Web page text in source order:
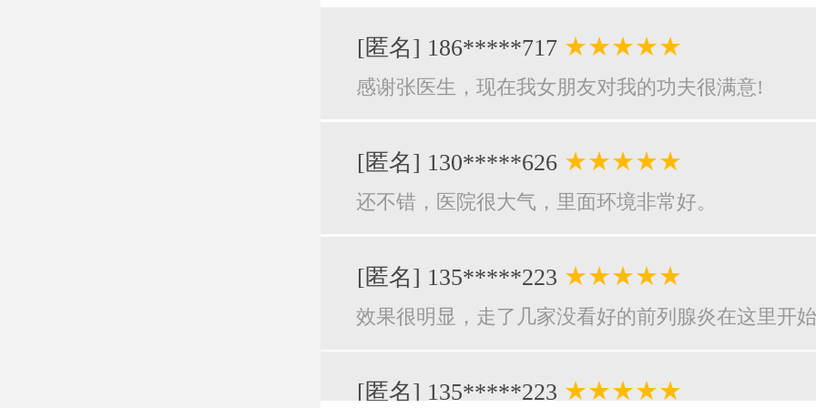
[匿名] 186*****717 ★★★★★
感谢张医生，现在我女朋友对我的功夫很满意!
[匿名] 130*****626 ★★★★★
还不错，医院很大气，里面环境非常好。
[匿名] 135*****223 ★★★★★
效果很明显，走了几家没看好的前列腺炎在这里开
[匿名] 135*****223 ★★★★★